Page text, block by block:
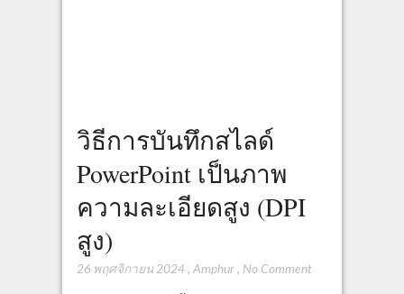
วิธีการบันทึกสไลด์
PowerPoint เป็นภาพ
ความละเอียดสูง (DPI
สูง)
26 พฤศจิกายน 2024 , Amphur, No Comment